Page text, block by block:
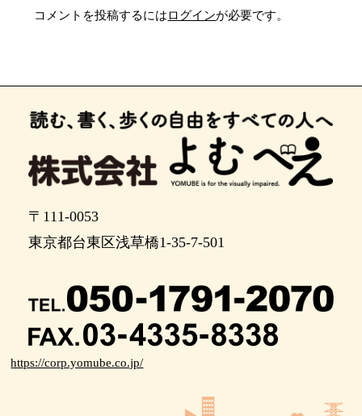
左手に鎌倉まめやという豆がしやさんと豆ねこど
左手に鎌倉するがやという和菓子屋さんがありま
す。どら焼きが名物のようです。駅はあとすうじ
ゅっぽ進んださきにあります。
ここで左折して長谷寺駅の改札へ向かいます。
右手に進むと江ノ電長谷駅の改札があります。
も130円です。江ノ電沿線にはカフェも多いのでお
すすめです。
コメントを投稿するにはログインが必要です。
〒111-0053
東京都台東区浅草橋1-35-7-501
https://corp.yomube.co.jp/